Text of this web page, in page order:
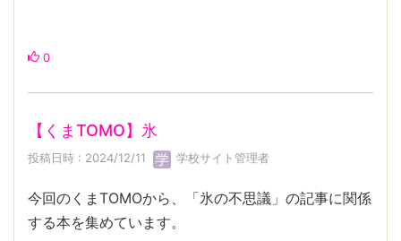
0
【くまTOMO】氷
投稿日時 : 2024/12/11 学校サイト管理者
今回のくまTOMOから、「氷の不思議」の記事に関係
する本を集めています。